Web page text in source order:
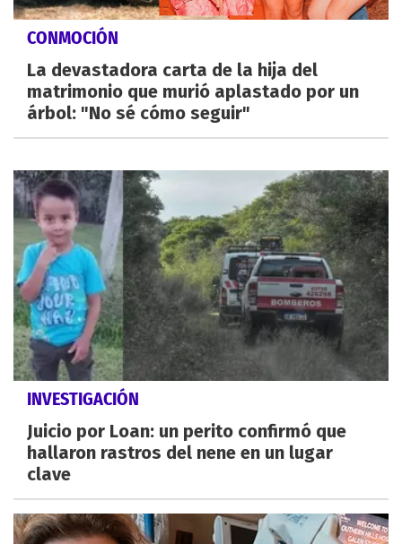
CONMOCIÓN
La devastadora carta de la hija del
matrimonio que murió aplastado por un
árbol: "No sé cómo seguir"
INVESTIGACIÓN
Juicio por Loan: un perito confirmó que
hallaron rastros del nene en un lugar
clave